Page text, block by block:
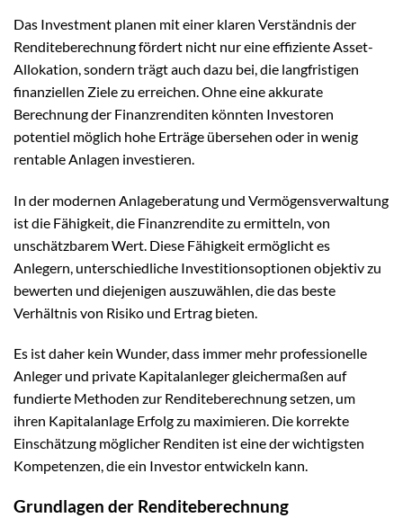
Das Investment planen mit einer klaren Verständnis der
Renditeberechnung fördert nicht nur eine effiziente Asset-
Allokation, sondern trägt auch dazu bei, die langfristigen
finanziellen Ziele zu erreichen. Ohne eine akkurate
Berechnung der Finanzrenditen könnten Investoren
potentiel möglich hohe Erträge übersehen oder in wenig
rentable Anlagen investieren.
In der modernen Anlageberatung und Vermögensverwaltung
ist die Fähigkeit, die Finanzrendite zu ermitteln, von
unschätzbarem Wert. Diese Fähigkeit ermöglicht es
Anlegern, unterschiedliche Investitionsoptionen objektiv zu
bewerten und diejenigen auszuwählen, die das beste
Verhältnis von Risiko und Ertrag bieten.
Es ist daher kein Wunder, dass immer mehr professionelle
Anleger und private Kapitalanleger gleichermaßen auf
fundierte Methoden zur Renditeberechnung setzen, um
ihren Kapitalanlage Erfolg zu maximieren. Die korrekte
Einschätzung möglicher Renditen ist eine der wichtigsten
Kompetenzen, die ein Investor entwickeln kann.
Grundlagen der Renditeberechnung